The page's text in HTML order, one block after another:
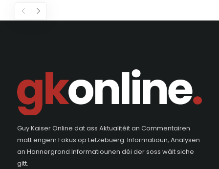
Guy Kaiser Online dat ass Aktualitéit an Commentairen
matt engem Fokus op Lëtzebuerg. Informatioun, Analysen
an Hannergrond Informatiounen déi der soss wäit siche
gitt.